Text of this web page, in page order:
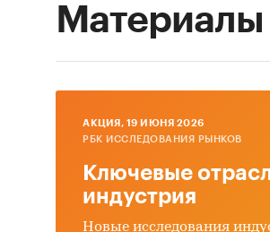
Материалы
AКЦИЯ, 19 ИЮНЯ 2026
РБК ИССЛЕДОВАНИЯ РЫНКОВ
Ключевые
индустрия
Новые исследования